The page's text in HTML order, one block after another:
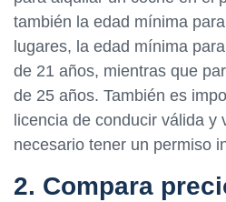
también la edad mínima
lugares, la edad mínima
de 21 años, mientras que
de 25 años. También es
licencia de conducir válida y
necesario tener un permiso
2. Compara